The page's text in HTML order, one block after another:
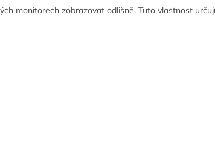
monitorech zobrazovat odlišně. Tuto vlastnost